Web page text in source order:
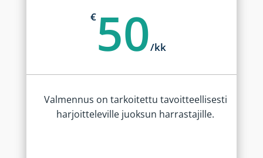
€50/kk
Valmennus on tarkoitettu tavoitteellisesti
harjoitteleville juoksun harrastajille.